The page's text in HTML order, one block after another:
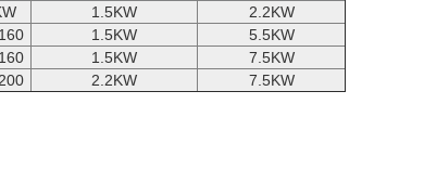
1.5KW
2.2KW
1.5KW
5.5KW
1.5KW
7.5KW
2.2KW 7.5KW